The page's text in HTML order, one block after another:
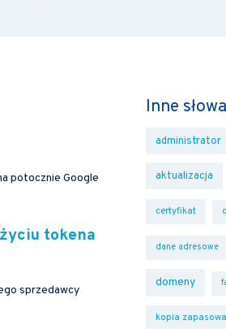
potocznie Google
tokena
sprzedawcy
Inne
administrator
aktualizacja
certyfikat
dane adresowe
domeny
kopia zapasowa